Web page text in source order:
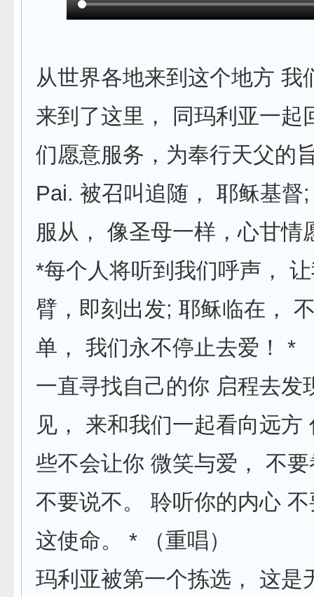
从世界各地来到这个地方 我
来到了这里， 同玛利亚一起
们愿意服务，为奉行天父的
Pai. 被召叫追随， 耶稣基督
服从， 像圣母一样，心甘情
*每个人将听到我们呼声，
臂，即刻出发; 耶稣临在，
单， 我们永不停止去爱！ *
一直寻找自己的你 启程去发
见， 来和我们一起看向远方
些不会让你 微笑与爱， 不
不要说不。 聆听你的内心
这使命。 * （重唱）
玛利亚被第一个拣选， 这是